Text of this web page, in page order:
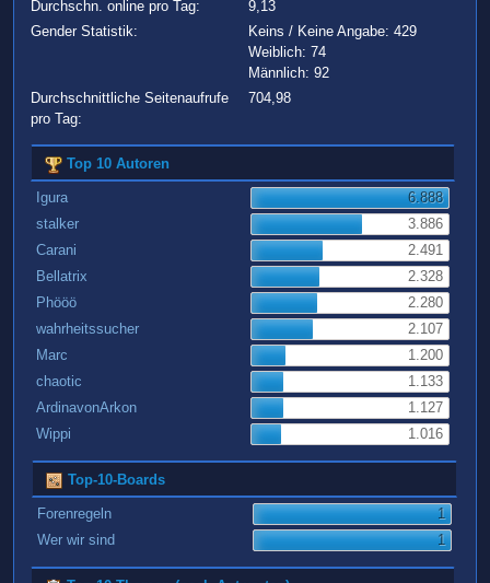
Durchschn. online pro Tag:
9,13
Gender Statistik:
Keins / Keine Angabe: 429
Weiblich: 74
Männlich: 92
Durchschnittliche Seitenaufrufe
pro Tag:
704,98
Top 10 Autoren
Igura
6.888
stalker
3.886
Carani
2.491
Bellatrix
2.328
Phööö
2.280
wahrheitssucher
2.107
Marc
1.200
chaotic
1.133
ArdinavonArkon
1.127
Wippi
1.016
Top-10-Boards
Forenregeln
1
Wer wir sind
1